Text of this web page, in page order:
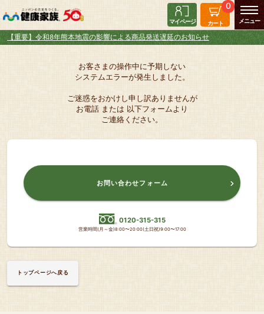
マイページ カート
0
【重要】令和8年熊本地震の影響による商品発送遅延のお知らせ
お客さまの操作中に予期しない
システムエラーが発生しました。
ご迷惑をおかけし申し訳ありませんが
お電話 または 以下フォームより
ご連絡ください。
お問い合わせフォーム
0120-315-315
営業時間(月～金)8:00〜20:00(土日祝)9:00〜17:00
トップページへ戻る